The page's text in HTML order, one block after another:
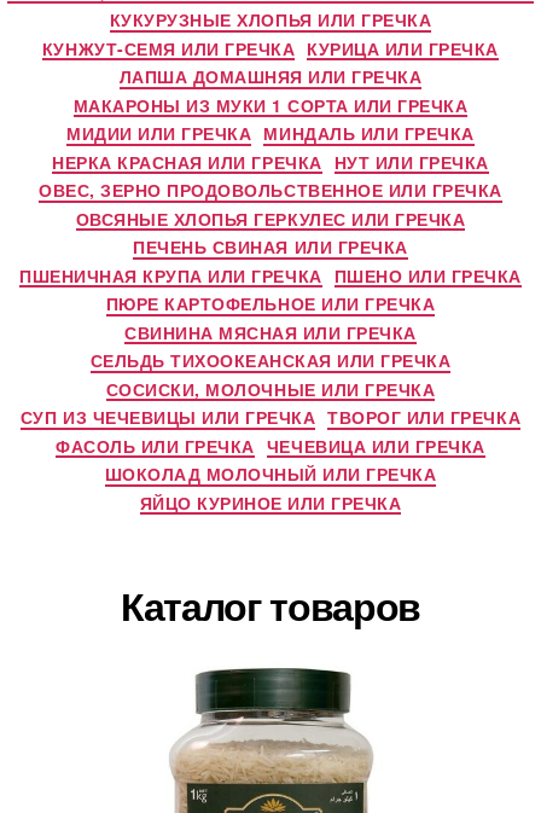
КУКУРУЗНЫЕ ХЛОПЬЯ ИЛИ ГРЕЧКА
КУНЖУТ-СЕМЯ ИЛИ ГРЕЧКА КУРИЦА ИЛИ ГРЕЧКА
ЛАПША ДОМАШНЯЯ ИЛИ ГРЕЧКА
МАКАРОНЫ ИЗ МУКИ 1 СОРТА ИЛИ ГРЕЧКА
МИДИИ ИЛИ ГРЕЧКА МИНДАЛЬ ИЛИ ГРЕЧКА
НЕРКА КРАСНАЯ ИЛИ ГРЕЧКА НУТ ИЛИ ГРЕЧКА
ОВЕС, ЗЕРНО ПРОДОВОЛЬСТВЕННОЕ ИЛИ ГРЕЧКА
ОВСЯНЫЕ ХЛОПЬЯ ГЕРКУЛЕС ИЛИ ГРЕЧКА
ПЕЧЕНЬ СВИНАЯ ИЛИ ГРЕЧКА
ПШЕНИЧНАЯ КРУПА ИЛИ ГРЕЧКА ПШЕНО ИЛИ ГРЕЧКА
ПЮРЕ КАРТОФЕЛЬНОЕ ИЛИ ГРЕЧКА
СВИНИНА МЯСНАЯ ИЛИ ГРЕЧКА
СЕЛЬДЬ ТИХООКЕАНСКАЯ ИЛИ ГРЕЧКА
СОСИСКИ, МОЛОЧНЫЕ ИЛИ ГРЕЧКА
СУП ИЗ ЧЕЧЕВИЦЫ ИЛИ ГРЕЧКА ТВОРОГ ИЛИ ГРЕЧКА
ФАСОЛЬ ИЛИ ГРЕЧКА ЧЕЧЕВИЦА ИЛИ ГРЕЧКА
ШОКОЛАД МОЛОЧНЫЙ ИЛИ ГРЕЧКА
ЯЙЦО КУРИНОЕ ИЛИ ГРЕЧКА
Каталог товаров